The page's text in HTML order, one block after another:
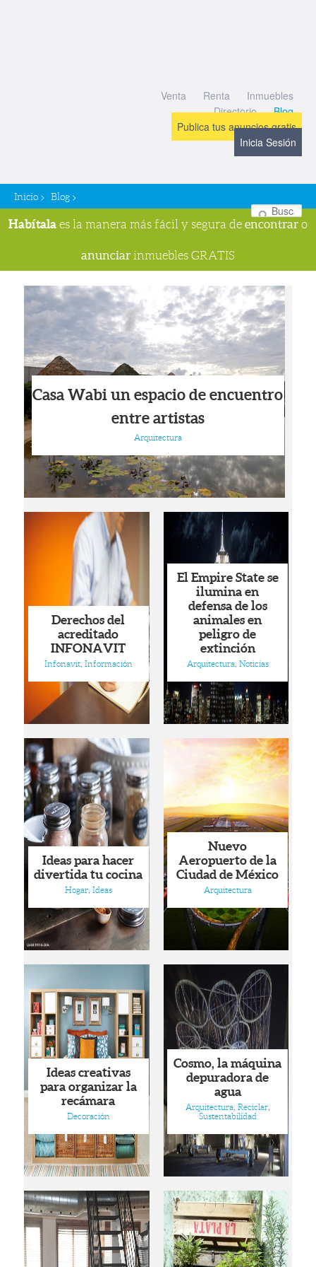
Venta Renta
Inmuebles
Directorio
Blog
Publica tus anuncios gratis
Inicia Sesión
Inicio > Blog >
Habítala es la manera más fácil y segura de encontrar o
anunciar inmuebles GRATIS
Casa Wabi un espacio de encuentro
entre artistas
Arquitectura
Derechos del
acreditado
INFONAVIT
Infonavit, Información
El Empire State se
ilumina en
defensa de los
animales en
peligro de
extinción
Arquitectura Noticias
Ideas para hacer
divertida tu cocina
Hogar, Ideas
Nuevo
Aeropuerto de la
Ciudad de México
Arquitectura
Ideas creativas
para organizar la
recámara
Decoración
Cosmo, la máquina
depuradora de
agua
Arquitectura Reciclar,
Sustentabilidad